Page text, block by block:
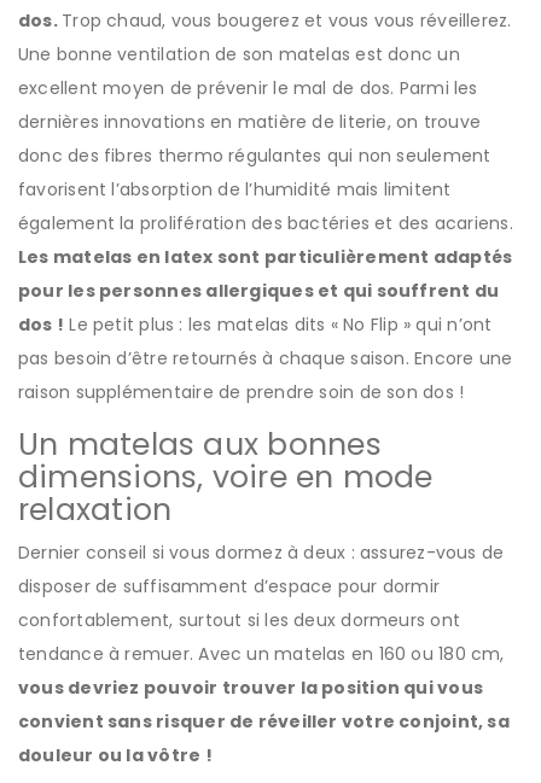
dos. Trop chaud, vous bougerez et vous vous réveillerez.
Une bonne ventilation de son matelas est donc un
excellent moyen de prévenir le mal de dos. Parmi les
dernières innovations en matière de literie, on trouve
donc des fibres thermo régulantes qui non seulement
favorisent l’absorption de l’humidité mais limitent
également la prolifération des bactéries et des acariens.
Les matelas en latex sont particulièrement adaptés
pour les personnes allergiques et qui souffrent du
dos ! Le petit plus : les matelas dits « No Flip » qui n’ont
pas besoin d’être retournés à chaque saison. Encore une
raison supplémentaire de prendre soin de son dos !
Un matelas aux bonnes
dimensions, voire en mode
relaxation
Dernier conseil si vous dormez à deux : assurez-vous de
disposer de suffisamment d’espace pour dormir
confortablement, surtout si les deux dormeurs ont
tendance à remuer. Avec un matelas en 160 ou 180 cm,
vous devriez pouvoir trouver la position qui vous
convient sans risquer de réveiller votre conjoint, sa
douleur ou la vôtre !